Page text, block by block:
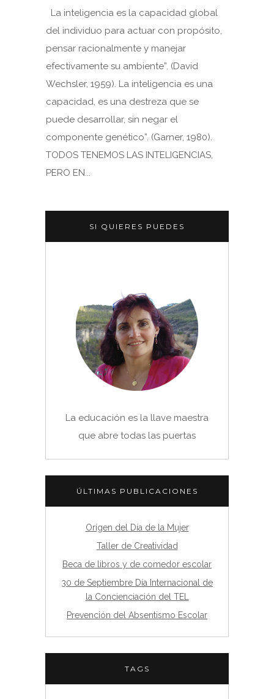
La inteligencia es la capacidad global
del individuo para actuar con propósito,
pensar racionalmente y manejar
efectivamente su ambiente”. (David
Wechsler, 1959). La inteligencia es una
capacidad, es una destreza que se
puede desarrollar, sin negar el
componente genético”. (Garner, 1980).
TODOS TENEMOS LAS INTELIGENCIAS,
PERO EN...
SI QUIERES PUEDES
La educación es la llave maestra
que abre todas las puertas
ÚLTIMAS PUBLICACIONES
Orígen del Día de la Mujer
Taller de Creatividad
Beca de libros y de comedor escolar
30 de Septiembre Día Internacional de
la Concienciación del TEL
Prevención del Absentismo Escolar
TAGS